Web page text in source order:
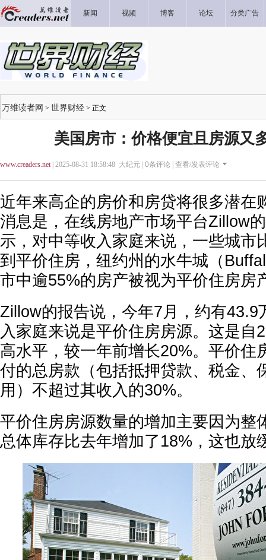
新闻 视频 博客 论坛 分类广告
万维读者网 > 世界财经 > 正文
美国房市：价格便宜且房源又
www.creaders.net| 2025-08-31 18:58:48 大纪元 | 0条评论 | 查看/发表评论
近年来高企的房价和房贷将很多潜在
消息是，在线房地产市场平台Zillow
示，对中等收入家庭来说，一些城市
到平价住房，纽约州的水牛城（
市中逾55%的房产被视为平价住房房
Zillow的报告说，今年7月，约有43.9
入家庭来说是平价住房房源。这是自
高水平，较一年前增长20%。平价住
付的总房款（包括抵押贷款、税金、
用）不超过其收入的30%。
平价住房房源数量的增加主要因为整
总体库存比去年增加了18%，这也放